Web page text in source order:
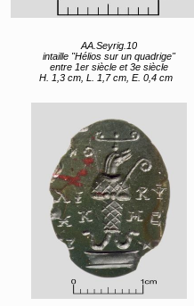
AA.Seyrig.10
intaille "Hélios sur un quadrige"
entre 1er siècle et 3e siècle
H. 1,3 cm, L. 1,7 cm, E. 0,4 cm